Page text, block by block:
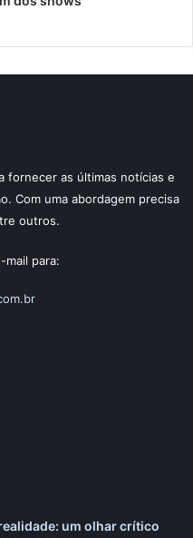
fornecer as últimas notícias e
Com uma abordagem precisa
outros.
mail para:
um olhar crítico